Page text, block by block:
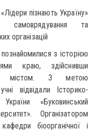
пізнають Україну»
самоврядування та
організацій
з історією
краю, здійснивши
містом. З метою
відвідали Історико-
«Буковинський
Організатором
біоорганічної і